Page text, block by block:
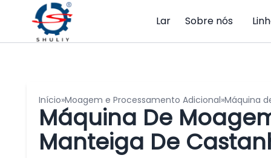
Lar Sobre nós
Início»Moagem e Processamento Adicional»Máquina
Máquina De
Manteiga De